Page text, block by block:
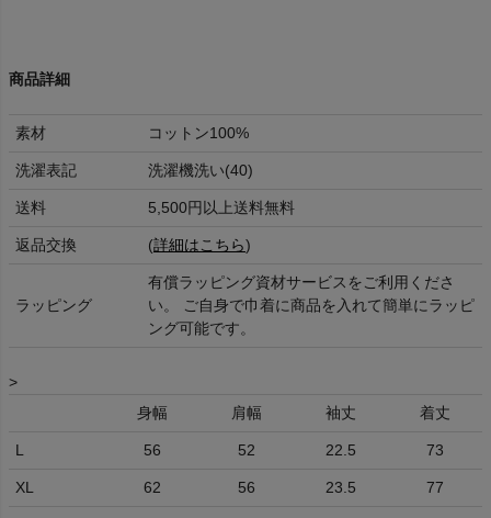
商品詳細
素材 コットン100%
洗濯表記 洗濯機洗い(40)
送料 5,500円以上送料無料
返品交換 (詳細はこちら)
ラッピング
有償ラッピング資材サービスをご利用くださ
い。 ご自身で巾着に商品を入れて簡単にラッピ
ング可能です。
>
身幅
肩幅 袖丈 着丈
L 56 52 22.5 73
XL 62 56 23.5 77